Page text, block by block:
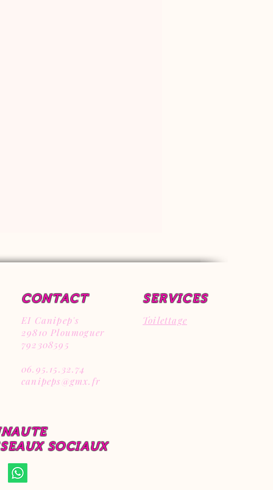
CONTACT
EI Canipep's
29810 Ploumoguer
792308595
06.95.15.32.74
canipeps@gmx.fr
SOCIAUX
SERVICES
Toilettage